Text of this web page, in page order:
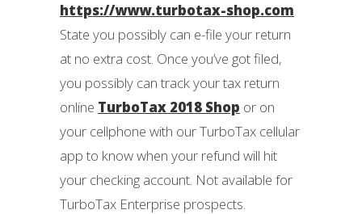
https://www.turbotax-shop.com
State you possibly can e-file your return
at no extra cost. Once you’ve got filed,
you possibly can track your tax return
online TurboTax 2018 Shop or on
your cellphone with our TurboTax cellular
app to know when your refund will hit
your checking account. Not available for
TurboTax Enterprise prospects.